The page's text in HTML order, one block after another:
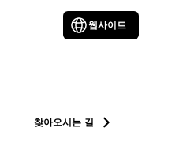
웹사이트
찾아오시는 길